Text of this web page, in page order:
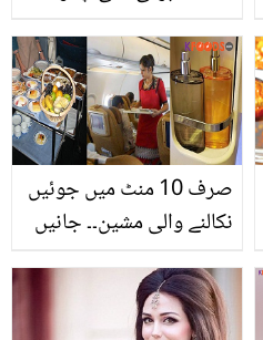
سے محبت کی کیا وجہ
بتائی؟
صرف 10 منٹ میں جوئیں
نکالنے والی مشین۔۔ جانیں
کا آسان طریقہ